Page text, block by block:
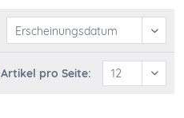
Artikel pro Seite: